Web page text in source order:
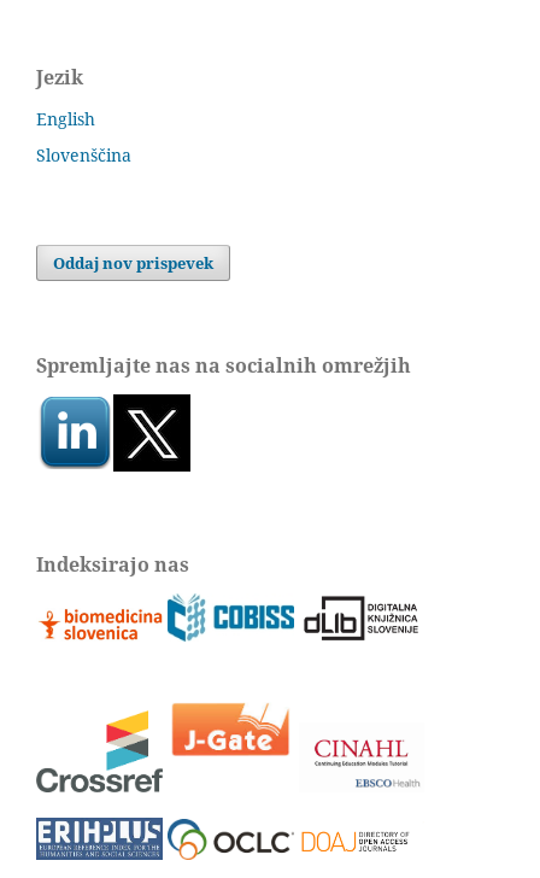
Jezik
English
Slovenščina
Oddaj nov prispevek
Spremljajte nas na socialnih omrežjih
Indeksirajo nas